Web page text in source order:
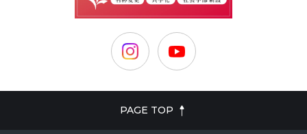
PAGE TOP